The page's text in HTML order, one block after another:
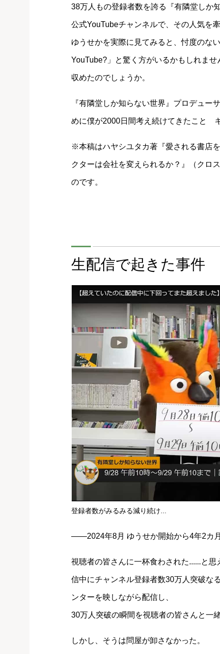
38万人もの登録者数を誇る『有隣堂しか
公式YouTubeチャンネルで、その人気を
ゆうせかを実際に見てみると、忖度のな
YouTube?」と驚く方がいるかもしれま
収めたのでしょうか。
『有隣堂しか知らない世界』プロデュー
めに僕が2000日間考え続けてきたこと
※本稿はハヤシユタカ著『愛される書店
クターは会社を変えられるか？』（クロ
のです。
生配信で起きた事件
登録者数がみるみる減り続け...
――2024年8月 ゆうせか開始から4年2カ
視聴者の皆さんに一杯食わされた......と
信中にチャンネル登録者数30万人突破な
ンターを映しながら配信し、
30万人突破の瞬間を視聴者の皆さんと一
しかし、そうは問屋が卸さなかった。